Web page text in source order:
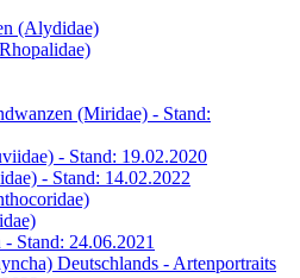
(Alydidae)
(Miridae) - Stand:
- Stand: 19.02.2020
- Stand: 14.02.2022
Stand: 24.06.2021
Deutschlands - Artenportraits